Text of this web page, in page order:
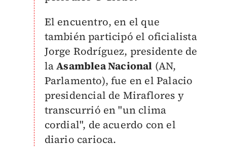
El encuentro, en el que
también participó el oficialista
Jorge Rodríguez, presidente de
laAsamblea Nacional (AN,
Parlamento), fue en el Palacio
presidencial de Miraflores y
transcurrió en "un clima
cordial", de acuerdo con el
diario carioca.